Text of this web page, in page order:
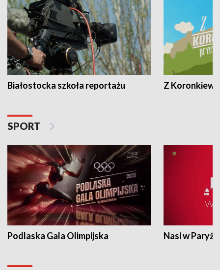
Białostocka szkoła reportażu Z
SPORT
Podlaska Gala Olimpijska Nasi w Paryżu